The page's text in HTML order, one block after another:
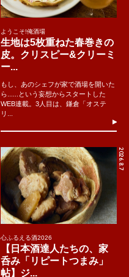
ようこそ!俺酒場
生地は5枚重ねた春巻きの
皮。クリスピー&クリーミ
ー...
もし、あのシェフが家で酒場を開いた
ら......という妄想からスタートした
WEB連載。3人目は、鎌倉「オステ
リ...
2026.8.7
心ふるえる酒2026
【日本酒達人たちの、家
呑み「リピートつまみ」
帖】ジ...